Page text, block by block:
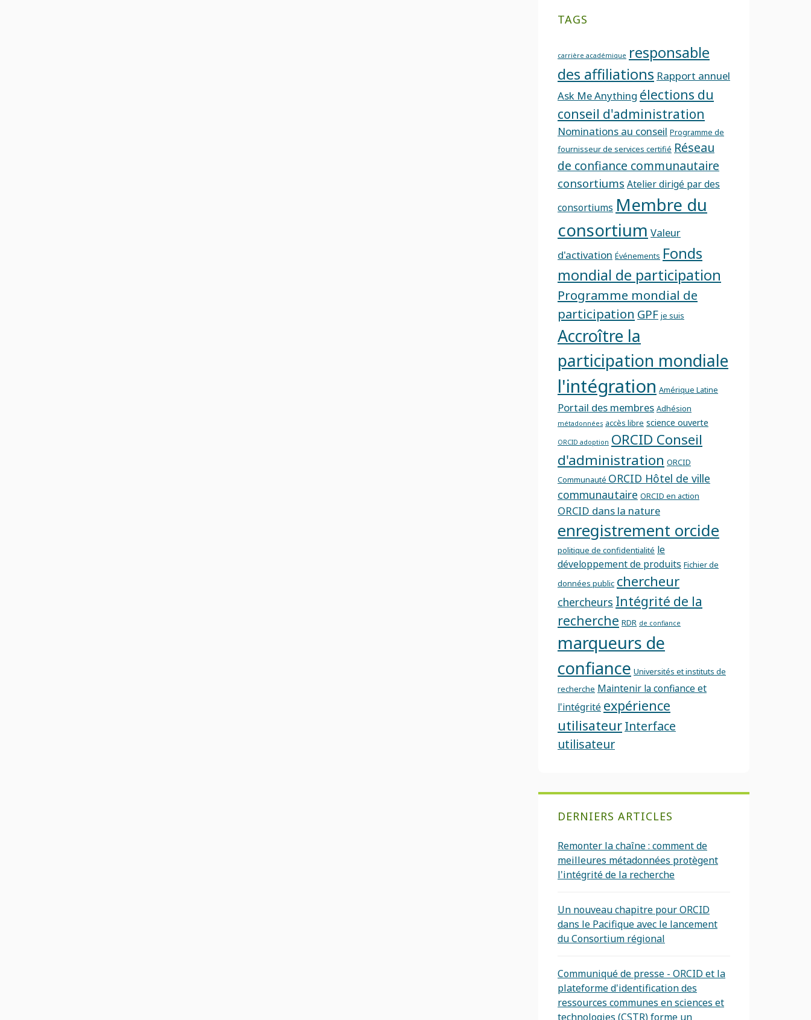
TAGS
carrière académique responsable
des affiliations Rapport annuel
Ask Me Anything élections du
conseil d'administration
Nominations au conseil Programme de
fournisseur de services certifié Réseau
de confiance communautaire
consortiums Atelier dirigé par des
consortiums Membre du
consortium Valeur
d'activation Événements Fonds
mondial de participation
Programme mondial de
participation GPF je suis
Accroître la
participation mondiale
l'intégration Amérique Latine
Portail des membres Adhésion
métadonnées accès libre science ouverte
ORCID adoption ORCID Conseil
d'administration ORCID
Communauté ORCID Hôtel de ville
communautaire ORCID en action
ORCID dans la nature
enregistrement orcide
politique de confidentialité le
développement de produits Fichier de
données public chercheur
chercheurs Intégrité de la
recherche RDR de confiance
marqueurs de
confiance Universités et instituts de
recherche Maintenir la confiance et
l'intégrité expérience
utilisateurInterface
utilisateur
DERNIERS ARTICLES
Remonter la chaîne : comment de
meilleures métadonnées protègent
l'intégrité de la recherche
Un nouveau chapitre pour ORCID
dans le Pacifique avec le lancement
du Consortium régional
Communiqué de presse - ORCID et la
plateforme d'identification des
ressources communes en sciences et
technologies (CSTR) forme un